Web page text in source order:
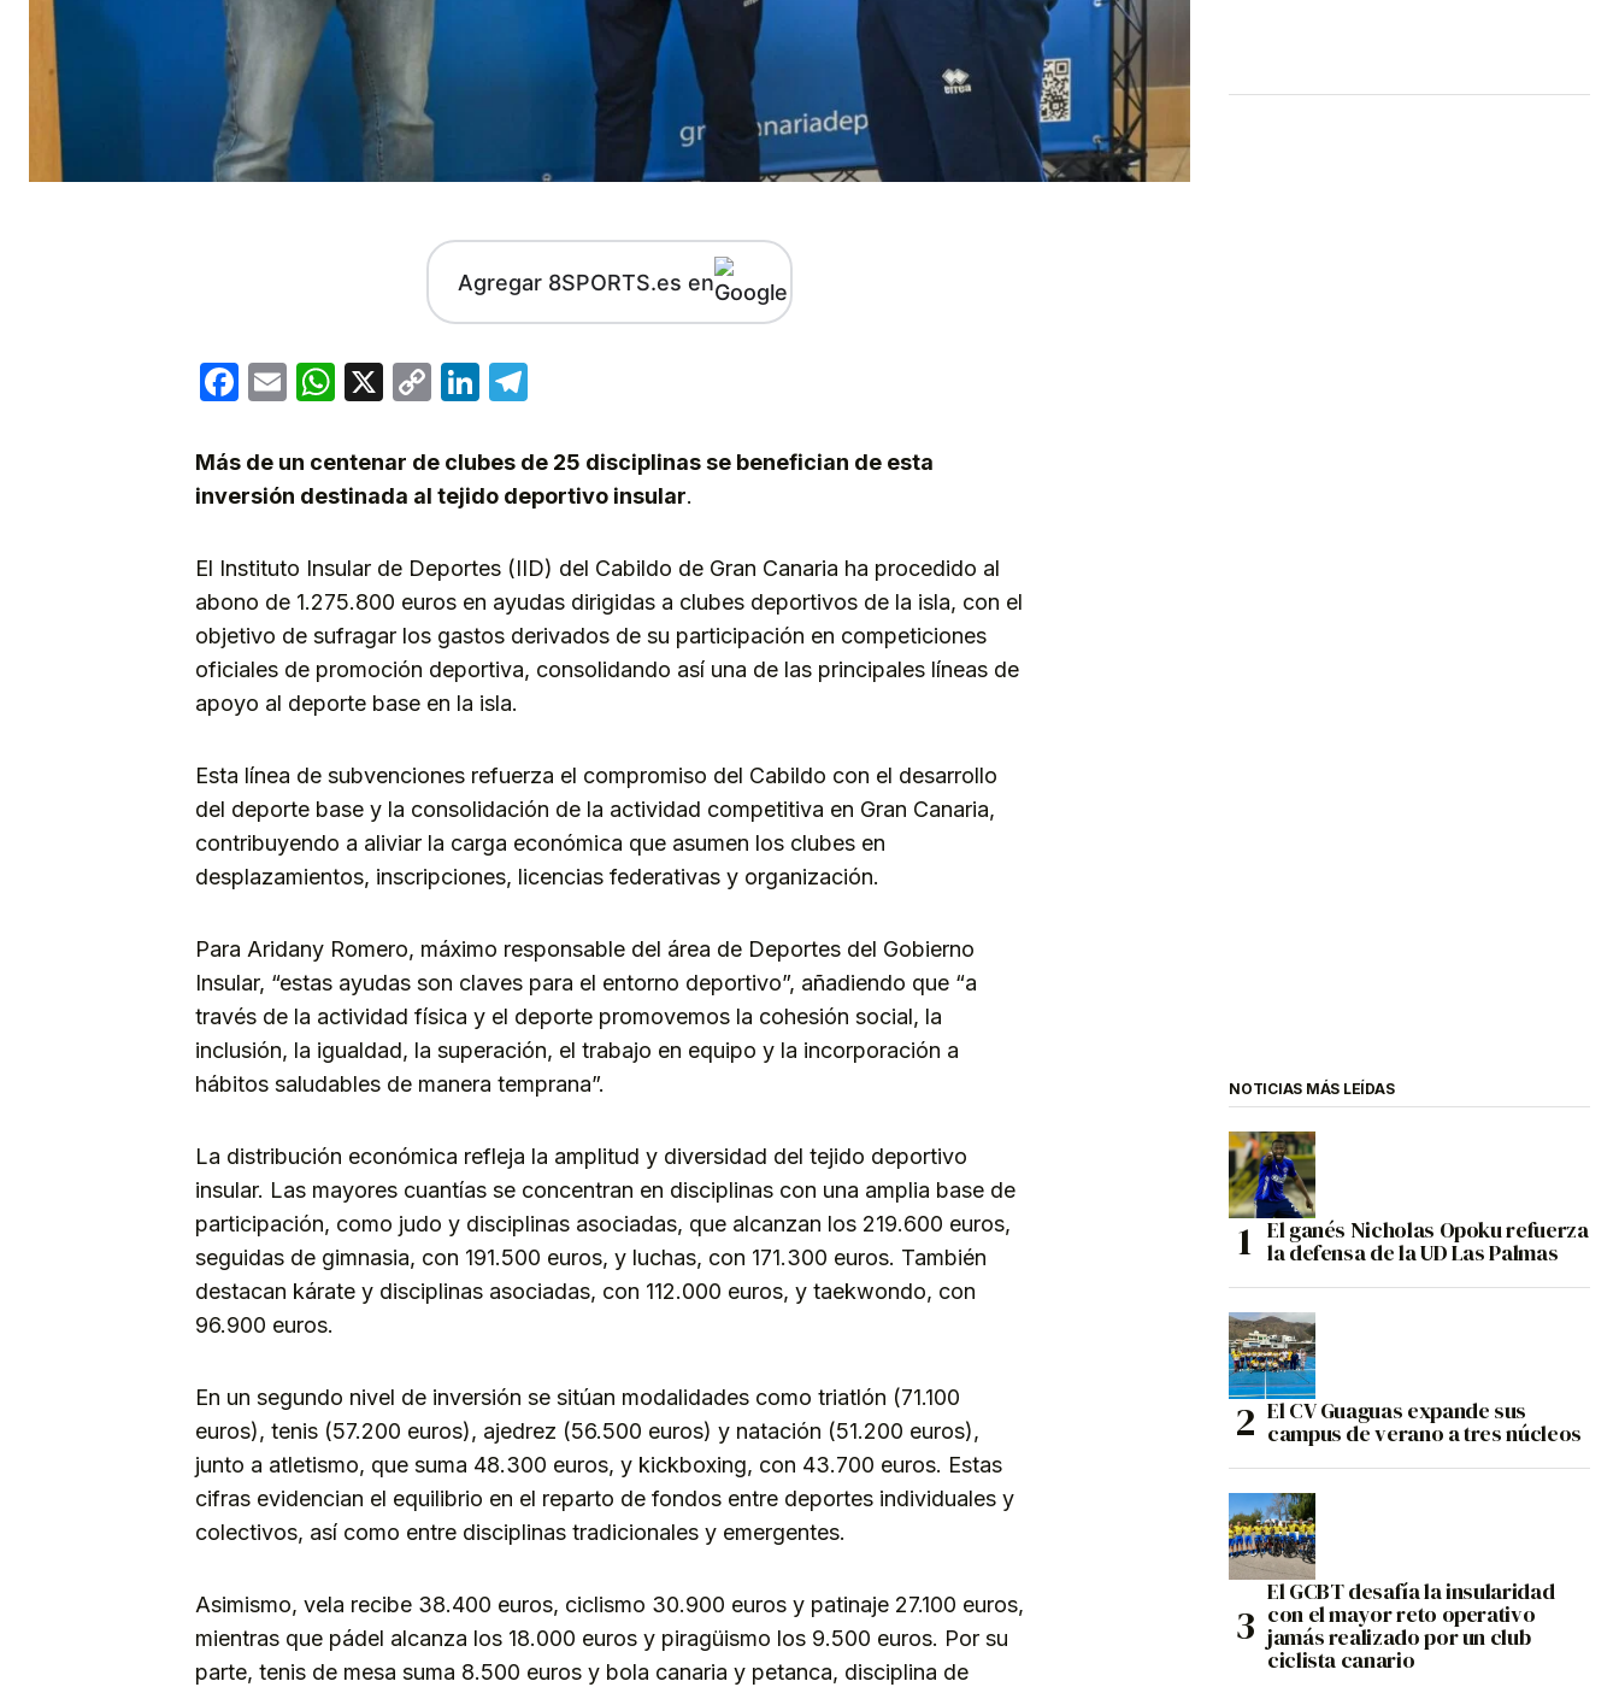
Agregar 8SPORTS.es en
Facebook
EmailWhatsApp
X
CopyLinkedIn
Más de un centenar de clubes de 25 disciplinas se benefician de esta
inversión destinada al tejido deportivo insular.
El Instituto Insular de Deportes (IID) del Cabildo de Gran Canaria ha procedido al
abono de 1.275.800 euros en ayudas dirigidas a clubes deportivos de la isla, con el
objetivo de sufragar los gastos derivados de su participación en competiciones
oficiales de promoción deportiva, consolidando así una de las principales líneas de
apoyo al deporte base en la isla.
Esta línea de subvenciones refuerza el compromiso del Cabildo con el desarrollo
del deporte base y la consolidación de la actividad competitiva en Gran Canaria,
contribuyendo a aliviar la carga económica que asumen los clubes en
desplazamientos, inscripciones, licencias federativas y organización.
Para Aridany Romero, máximo responsable del área de Deportes del Gobierno
Insular, “estas ayudas son claves para el entorno deportivo”, añadiendo que “a
través de la actividad física y el deporte promovemos la cohesión social, la
inclusión, la igualdad, la superación, el trabajo en equipo y la incorporación a
hábitos saludables de manera temprana”.
La distribución económica refleja la amplitud y diversidad del tejido deportivo
insular. Las mayores cuantías se concentran en disciplinas con una amplia base de
participación, como judo y disciplinas asociadas, que alcanzan los 219.600 euros,
seguidas de gimnasia, con 191.500 euros, y luchas, con 171.300 euros. También
destacan kárate y disciplinas asociadas, con 112.000 euros, y taekwondo, con
96.900 euros.
En un segundo nivel de inversión se sitúan modalidades como triatlón (71.100
euros), tenis (57.200 euros), ajedrez (56.500 euros) y natación (51.200 euros),
junto a atletismo, que suma 48.300 euros, y kickboxing, con 43.700 euros. Estas
cifras evidencian el equilibrio en el reparto de fondos entre deportes individuales y
colectivos, así como entre disciplinas tradicionales y emergentes.
Asimismo, vela recibe 38.400 euros, ciclismo 30.900 euros y patinaje 27.100 euros,
mientras que pádel alcanza los 18.000 euros y piragüismo los 9.500 euros. Por su
parte, tenis de mesa suma 8.500 euros y bola canaria y petanca, disciplina de
NOTICIAS MÁS LEÍDAS
El ganés Nicholas Opoku refuerza
la defensa de la UD Las Palmas
El CV Guaguas expande sus
campus de verano a tres núcleos
El GCBT desafía la insularidad
con el mayor reto operativo
jamás realizado por un club
ciclista canario